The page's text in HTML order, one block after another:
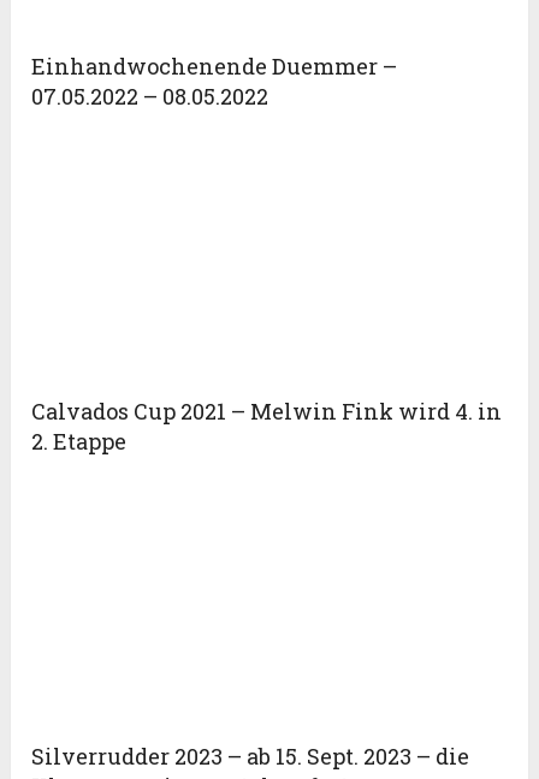
Einhandwochenende Duemmer –
07.05.2022 – 08.05.2022
Calvados Cup 2021 – Melwin Fink wird 4. in
2. Etappe
Silverrudder 2023 – ab 15. Sept. 2023 – die